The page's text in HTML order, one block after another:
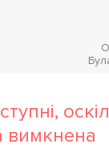
вимкнена